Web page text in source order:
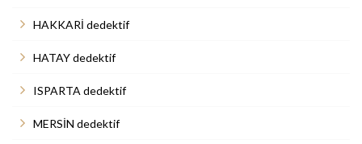
HAKKARİ dedektif
HATAY dedektif
ISPARTA dedektif
MERSİN dedektif